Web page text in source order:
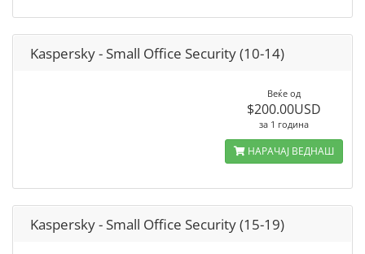
Kaspersky - Small Office Security (10-14)
Веќе од
$200.00USD
за 1 година
НАРАЧАЈ ВЕДНАШ
Kaspersky - Small Office Security (15-19)